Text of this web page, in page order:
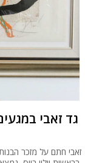
גד זאבי
זאבי חתם על מזכר